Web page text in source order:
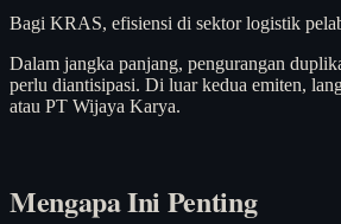
Bagi KRAS, efisiensi di sektor logistik
Dalam jangka panjang, pengurangan
perlu diantisipasi. Di luar kedua emiten,
atau PT Wijaya Karya.
Mengapa Ini Penting